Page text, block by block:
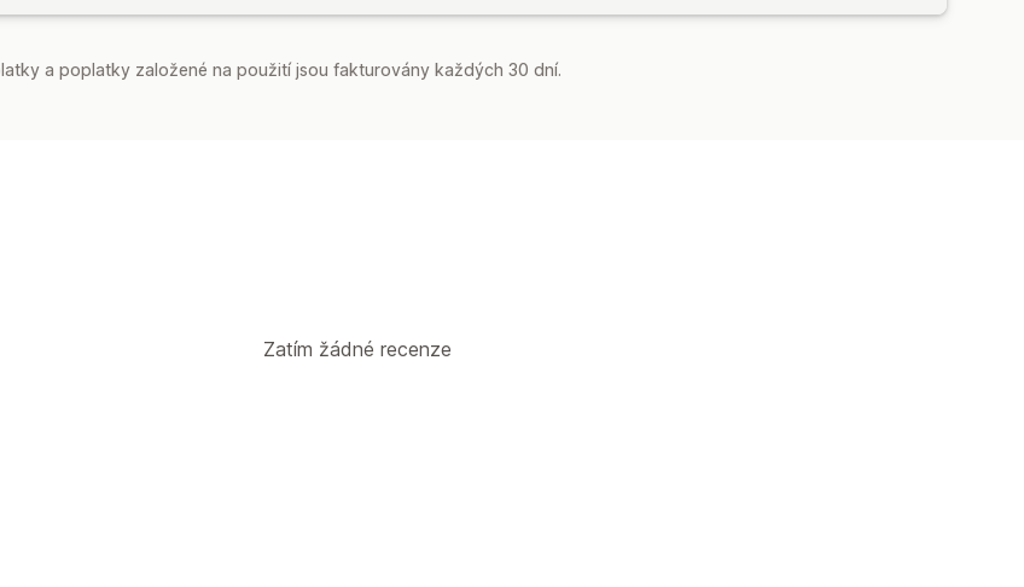
a poplatky založené na použití jsou fakturovány každých 30 dní.
Zatím žádné recenze